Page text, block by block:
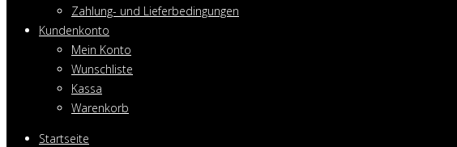
Zahlung- und Lieferbedingungen
Kundenkonto
Mein Konto
Wunschliste
Kassa
Warenkorb
Startseite